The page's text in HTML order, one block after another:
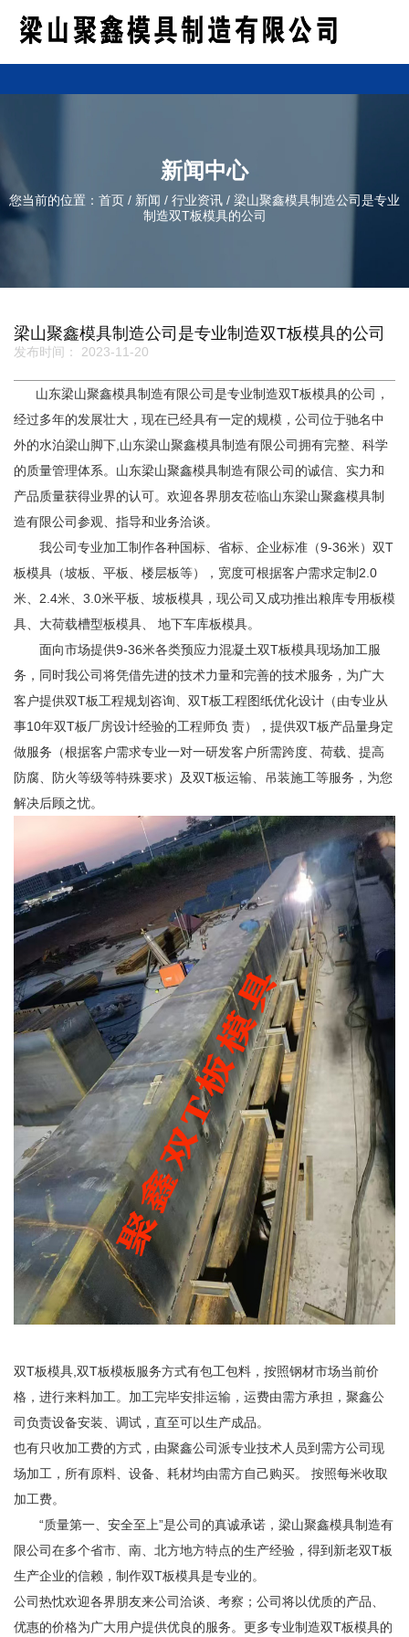
新闻中心
您当前的位置：首页 / 新闻 / 行业资讯 / 梁山聚鑫模具制造公司是专业
制造双T板模具的公司
梁山聚鑫模具制造公司是专业制造双T板模具的公司
发布时间： 2023-11-20
山东梁山聚鑫模具制造有限公司是专业制造双T板模具的公司，
经过多年的发展壮大，现在已经具有一定的规模，公司位于驰名中
外的水泊梁山脚下,山东梁山聚鑫模具制造有限公司拥有完整、科学
的质量管理体系。山东梁山聚鑫模具制造有限公司的诚信、实力和
产品质量获得业界的认可。欢迎各界朋友莅临山东梁山聚鑫模具制
造有限公司参观、指导和业务洽谈。
我公司专业加工制作各种国标、省标、企业标准（9-36米）双T
板模具（坡板、平板、楼层板等），宽度可根据客户需求定制2.0
米、2.4米、3.0米平板、坡板模具，现公司又成功推出粮库专用板模
具、大荷载槽型板模具、 地下车库板模具。
面向市场提供9-36米各类预应力混凝土双T板模具现场加工服
务，同时我公司将凭借先进的技术力量和完善的技术服务，为广大
客户提供双T板工程规划咨询、双T板工程图纸优化设计（由专业从
事10年双T板厂房设计经验的工程师负 责），提供双T板产品量身定
做服务（根据客户需求专业一对一研发客户所需跨度、荷载、提高
防腐、防火等级等特殊要求）及双T板运输、吊装施工等服务，为您
解决后顾之忧。
双T板模具,双T板模板服务方式有包工包料，按照钢材市场当前价
格，进行来料加工。加工完毕安排运输，运费由需方承担，聚鑫公
司负责设备安装、调试，直至可以生产成品。
也有只收加工费的方式，由聚鑫公司派专业技术人员到需方公司现
场加工，所有原料、设备、耗材均由需方自己购买。 按照每米收取
加工费。
“质量第一、安全至上”是公司的真诚承诺，梁山聚鑫模具制造有
限公司在多个省市、南、北方地方特点的生产经验，得到新老双T板
生产企业的信赖，制作双T板模具是专业的。
公司热忱欢迎各界朋友来公司洽谈、考察；公司将以优质的产品、
优惠的价格为广大用户提供优良的服务。更多专业制造双T板模具的